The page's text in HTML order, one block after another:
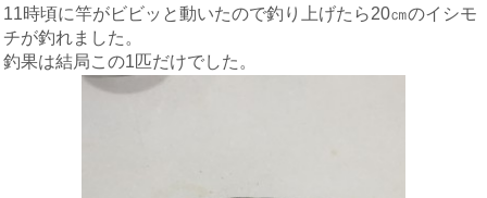
11時頃に竿がビビッと動いたので釣り上げたら20㎝のイシモ
チが釣れました。
釣果は結局この1匹だけでした。